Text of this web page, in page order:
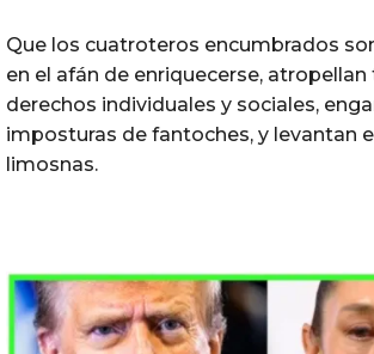
Que los cuatroteros encumbrados
en el afán de enriquecerse,
derechos individuales y sociales,
imposturas de fantoches, y levantan
limosnas.